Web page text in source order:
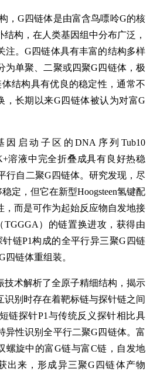
，G四链体是由富含鸟嘌呤G的核
构，在人类基因组中分布广泛，
注。G四链体具有丰富的结构多样
为单聚、二聚或四聚G四链体，极
结构具有优良的稳定性，通常不
，长期以来G四链体被认为对富G
启动子区的DNA序列Tub10
溶液中完全折叠成具有良好热稳
行自二聚G四链体。研究发现，尽
定，但它在新型Hoogsteen氢键配
，而是可作为起始反应物自发地接
TGGGA）的链置换进攻，获得由
链P1构成的全平行异三聚G四链
四链体重组装。
技术解析了全原子精细结构，揭示
别时存在着靶标链与探针链之间
链探针P1与传统反义探针相比具
异性识别全平行二聚G四链体。富
螺旋中的富G链与富C链，自发地
出来，形成异三聚G四链体产物